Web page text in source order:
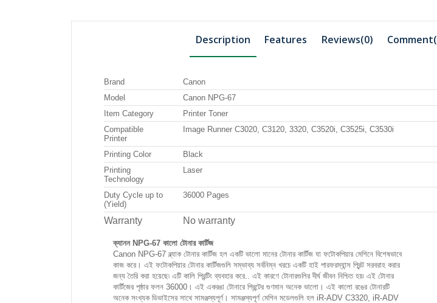
Description Features Reviews(0) Comment(
Brand
Canon
Model
Canon NPG-67
Item Category
Printer Toner
Compatible
Printer
Image Runner C3020, C3120, 3320, C3520i, C3525i, C3530i
Printing Color
Black
Printing
Technology
Laser
Duty Cycle up to
(Yield)
36000 Pages
Warranty No warranty
ক্যানন NPG-67 কালো টোনার কার্টিজ
Canon NPG-67 ব্ল্যাক টোনার কার্টিজ হল একটি ভালো মানের টোনার কার্টিজ যা ফটোকপিয়ার মেশিনে বিশেষভাবে
কাজ করে। এই ফটোকপিয়ার টোনার কার্টিজগুলি সম্ভাব্য সর্বনিম্ন খরচে একটি হাই পারফরম্যান্স প্রিন্ট সরবরাহ করার
জন্য তৈরি করা হয়েছে৷ এটি কালি প্রিন্টিং ব্যবহার করে.. এই কারণে টোনারগুলির দীর্ঘ জীবন নিশ্চিত হয়৷ এই টোনার
কার্টিজের পৃষ্ঠার ফলন 36000। এই একরঙা টোনারে প্রিন্টের গুণমান অনেক ভালো। এই কালো রঙের টোনারটি
অনেক সংখ্যক ডিভাইসের সাথে সামঞ্জস্যপূর্ণ। সামঞ্জস্যপূর্ণ মেশিন মডেলগুলি হল iR-ADV C3320, iR-ADV
EP YELLOW
EP BLACK
HYBRID REDUCER